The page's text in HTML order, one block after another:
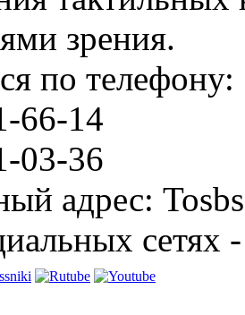
зрения.
по телефону:
66-14
03-36
адрес:
сетях